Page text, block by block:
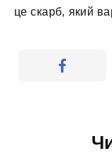
це скарб, який